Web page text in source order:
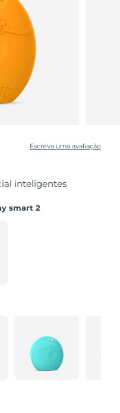
Escreva uma avaliação
inteligentes
smart 2